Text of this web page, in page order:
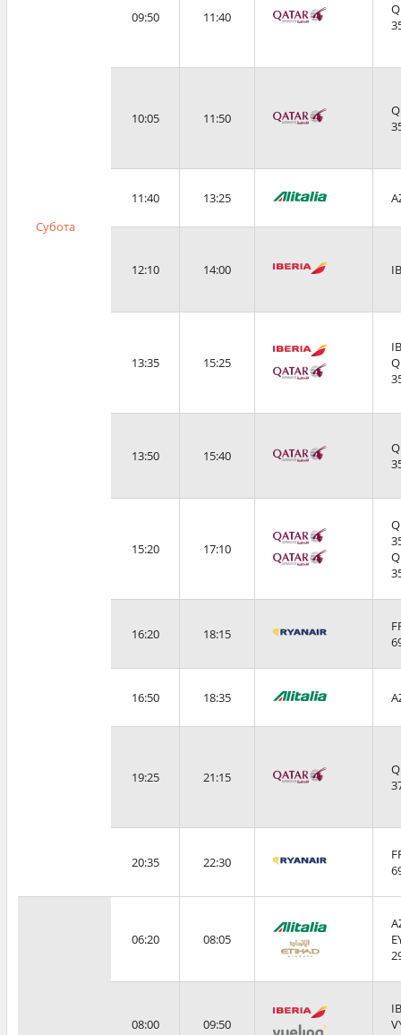
Субота
09:50 11:40
10:05 11:50
11:40 13:25
12:10 14:00
13:35 15:25
13:50 15:40
15:20 17:10
16:20 18:15
16:50 18:35
19:25 21:15
20:35 22:30
06:20 08:05
08:00 09:50